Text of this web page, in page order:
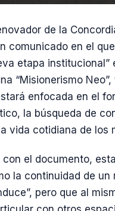
de la
comunicado en el
etapa institucional”
“Misionerismo
enfocada en el
la búsqueda de
vida cotidiana de los
con el documento,
la continuidad de un
pero que al